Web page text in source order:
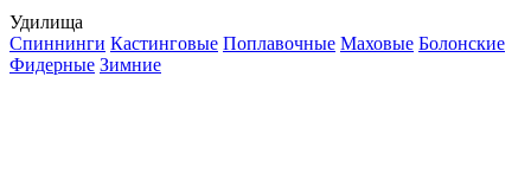
Удилища
Спиннинги Кастинговые Поплавочные Маховые Болонские
Фидерные Зимние